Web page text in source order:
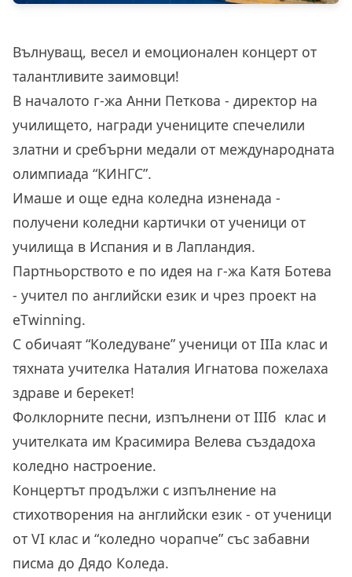
Вълнуващ, весел и емоционален концерт от
талантливите заимовци!
В началото г-жа Анни Петкова - директор на
училището, награди учениците спечелили
златни и сребърни медали от международната
олимпиада “КИНГС”.
Имаше и още една коледна изненада -
получени коледни картички от ученици от
училища в Испания и в Лапландия.
Партньорството е по идея на г-жа Катя Ботева
- учител по английски език и чрез проект на
eTwinning.
С обичаят “Коледуване” ученици от IIIа клас и
тяхната учителка Наталия Игнатова пожелаха
здраве и берекет!
Фолклорните песни, изпълнени от IIIб клас и
учителката им Красимира Велева създадоха
коледно настроение.
Концертът продължи с изпълнение на
стихотворения на английски език - от ученици
от VI клас и “коледно чорапче” със забавни
писма до Дядо Коледа.